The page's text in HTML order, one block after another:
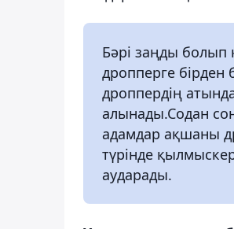
Бәрі заңды болып
дропперге
дроппердің
алынады.Содан
адамдар ақшаны
түрінде
аударады.